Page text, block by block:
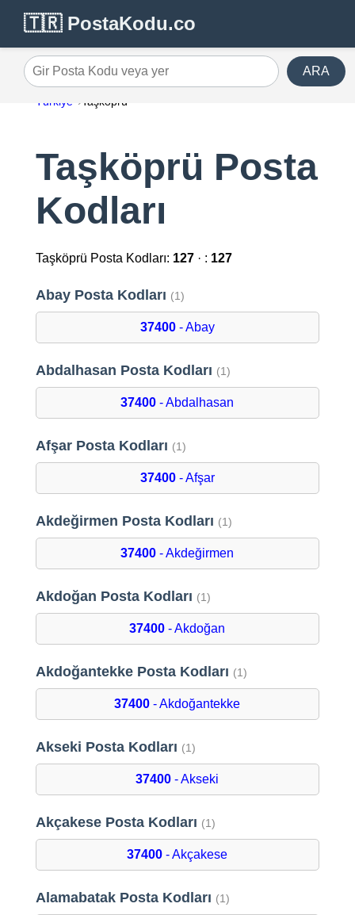
🇹🇷 PostaKodu.co
Gir Posta Kodu veya yer ARA
Türkiye Taşköprü
Taşköprü Posta
Kodları
Taşköprü Posta Kodları: 127· : 127
Abay Posta Kodları (1)
37400- Abay
Abdalhasan Posta Kodları (1)
37400 - Abdalhasan
Afşar Posta Kodları (1)
37400- Afşar
Akdeğirmen Posta Kodları (1)
37400 - Akdeğirmen
Akdoğan Posta Kodları (1)
37400 - Akdoğan
Akdoğantekke Posta Kodları (1)
37400 - Akdoğantekke
Akseki Posta Kodları (1)
37400 - Akseki
Akçakese Posta Kodları (1)
37400 - Akçakese
Alamabatak Posta Kodları (1)